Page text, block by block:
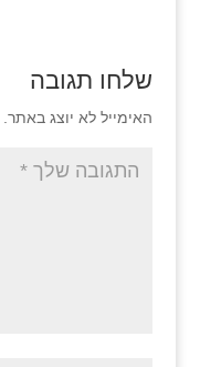
שלחו תגובה
האימייל לא יוצג באתר.